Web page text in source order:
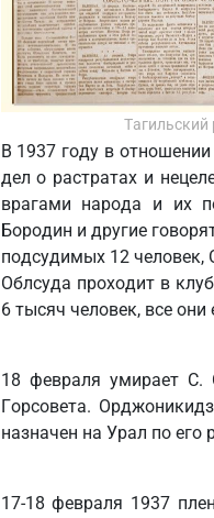
Тагильский
В 1937 году в
дел о растратах и
врагами народа и их
Бородин и другие
подсудимых 12 человек,
Облсуда проходит в
6 тысяч человек, все
18 февраля умирает С.
Горсовета.
назначен на Урал по его
17-18 февраля 1937